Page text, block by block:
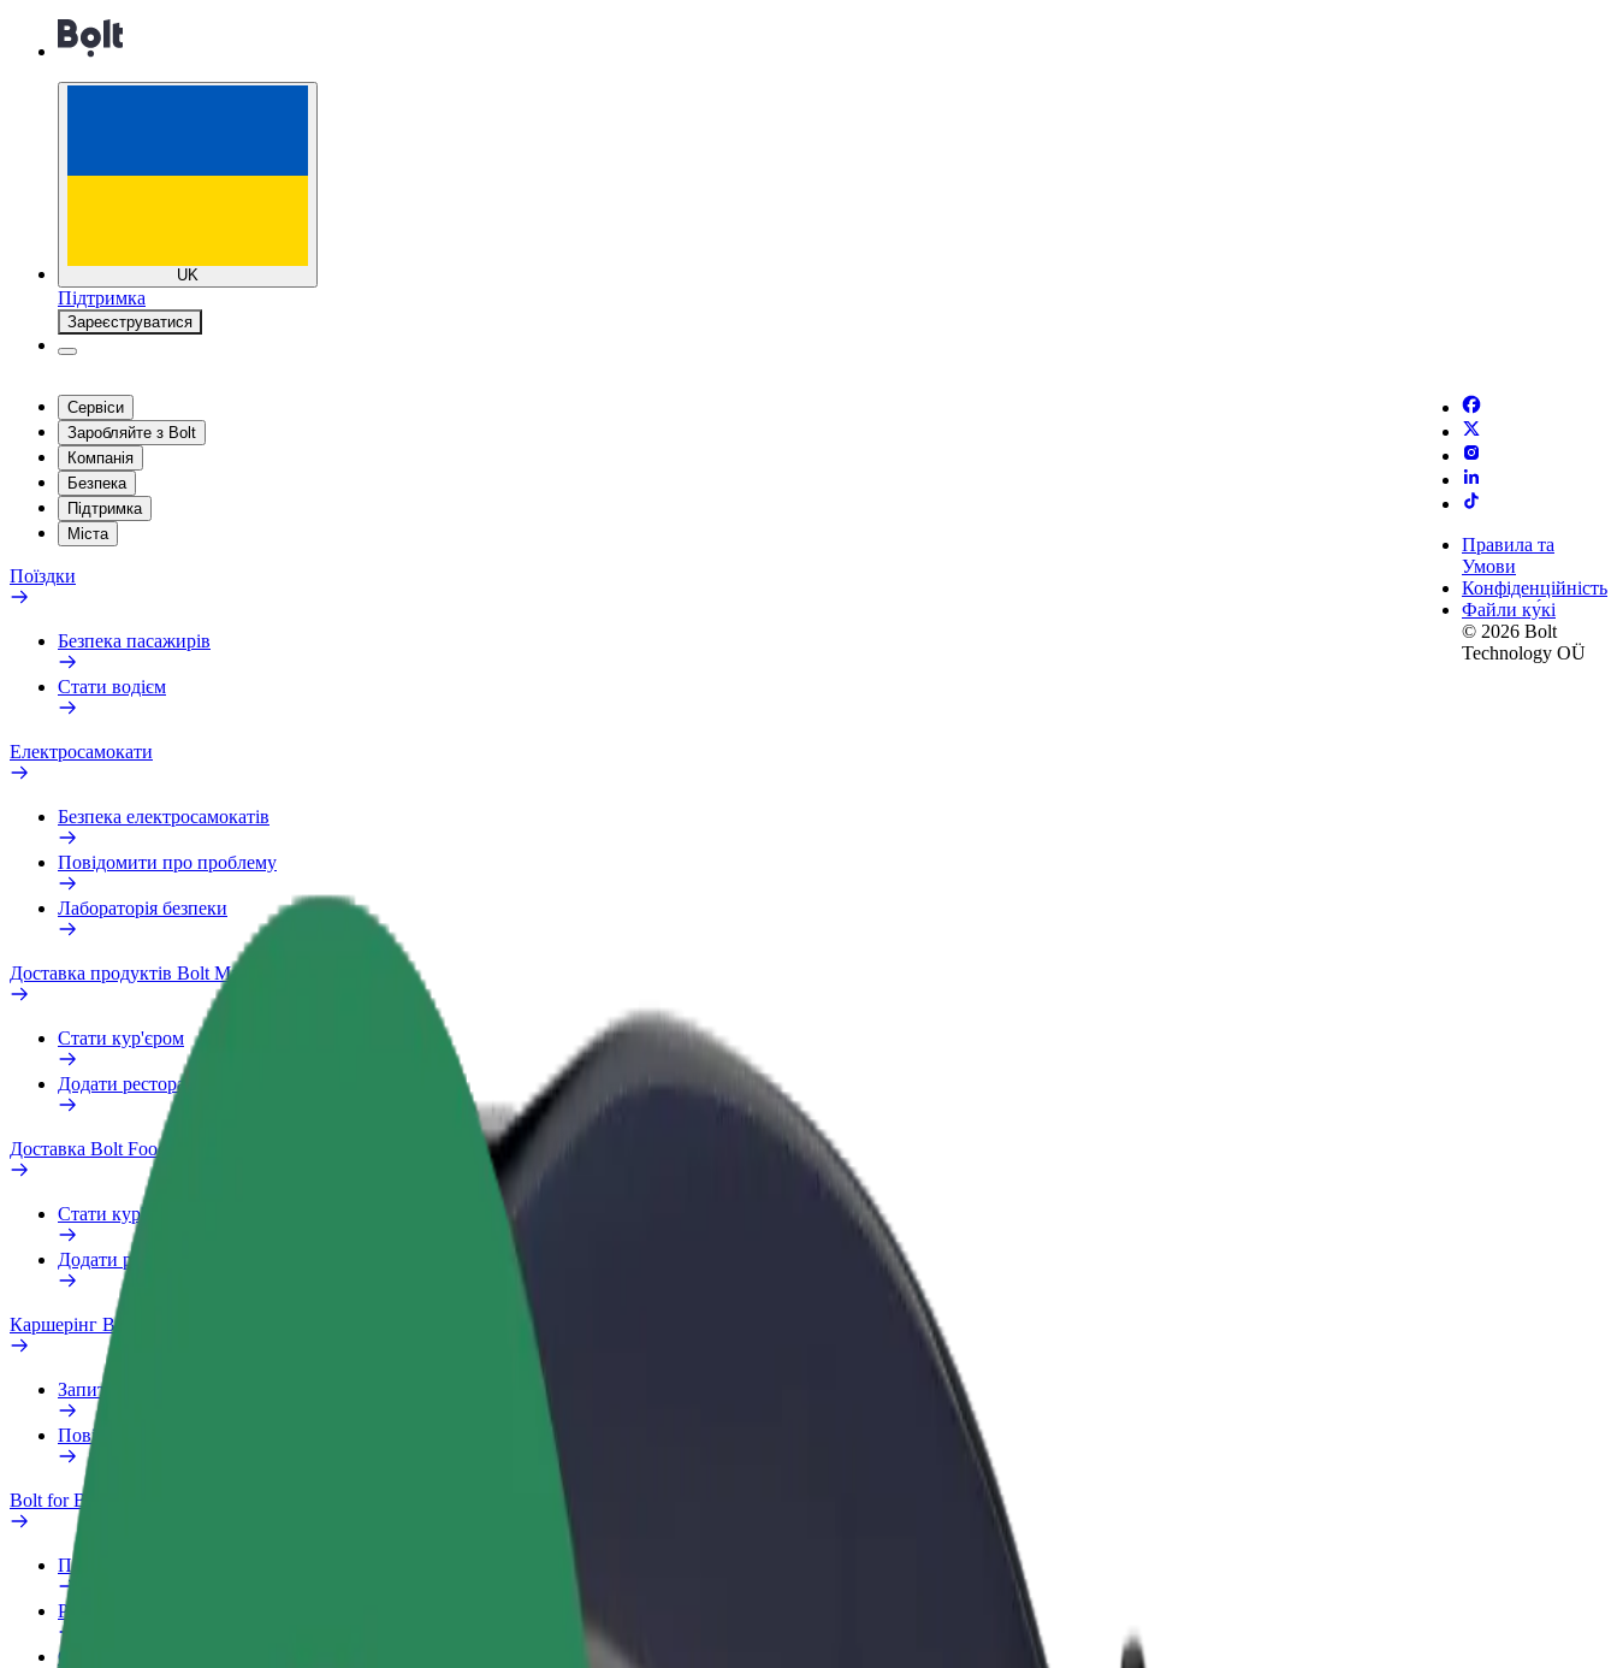
UK
Підтримка
Зареєструватися
Сервіси
Заробляйте з Bolt
Компанія
Безпека
Підтримка
Міста
Поїздки
Безпека пасажирів
Стати водієм
Електросамокати
Безпека електросамокатів
Повідомити про проблему
Лабораторія безпеки
Доставка продуктів Bolt Market
Стати кур'єром
Додати ресторан чи крамницю
Доставка Bolt Food
Стати кур'єром
Додати ресторан чи крамницю
Каршерінг Bolt Drive
Запитання та відповіді
Повідомити про проблему з ТЗ
Bolt for Business
Переваги
Робочий обліковий запис
Сервіси
Правила та
Умови
Конфіденційність
Файли ку́кі
© 2026 Bolt
Technology OÜ